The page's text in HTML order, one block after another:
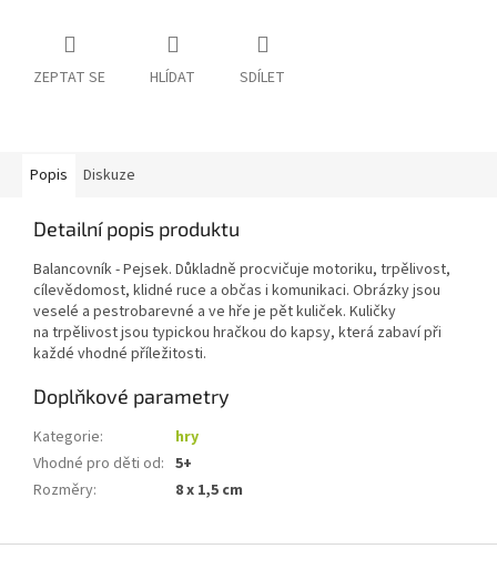
ZEPTAT SE HLÍDAT SDÍLET
Popis Diskuze
Detailní popis produktu
Balancovník - Pejsek. Důkladně procvičuje motoriku, trpělivost,
cílevědomost, klidné ruce a občas i komunikaci. Obrázky jsou
veselé a pestrobarevné a ve hře je pět kuliček. Kuličky
na trpělivost jsou typickou hračkou do kapsy, která zabaví při
každé vhodné příležitosti.
Doplňkové parametry
Kategorie:
hry
Vhodné pro děti od: 5+
Rozměry: 8 x 1,5 cm